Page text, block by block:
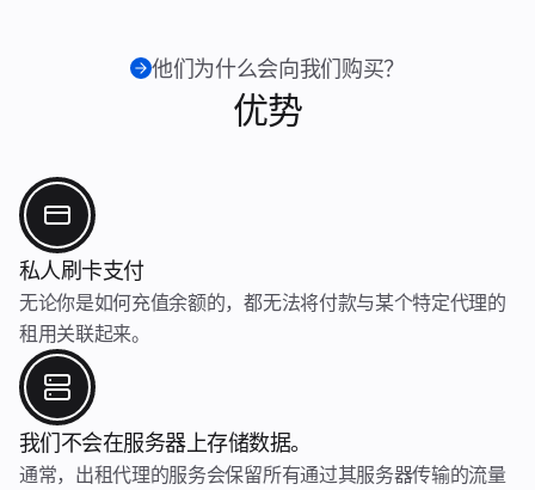
他们为什么会向我们购买？
优势
私人刷卡支付
无论你是如何充值余额的，都无法将付款与某个特定代理的
租用关联起来。
我们不会在服务器上存储数据。
通常，出租代理的服务会保留所有通过其服务器传输的流量